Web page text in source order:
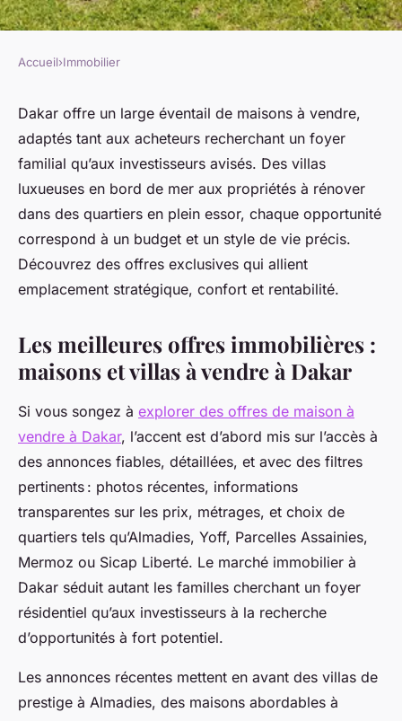
Maisons à vendre à dakar :
découvrez les meilleures
offres du marché
admin•24 juin 2025• 4 min de lecture
Accueil›Immobilier
Dakar offre un large éventail de maisons à vendre,
adaptés tant aux acheteurs recherchant un foyer
familial qu’aux investisseurs avisés. Des villas
luxueuses en bord de mer aux propriétés à rénover
dans des quartiers en plein essor, chaque opportunité
correspond à un budget et un style de vie précis.
Découvrez des offres exclusives qui allient
emplacement stratégique, confort et rentabilité.
Les meilleures offres immobilières :
maisons et villas à vendre à Dakar
Si vous songez à explorer des offres de maison à
vendre à Dakar, l’accent est d’abord mis sur l’accès à
des annonces fiables, détaillées, et avec des filtres
pertinents : photos récentes, informations
transparentes sur les prix, métrages, et choix de
quartiers tels qu’Almadies, Yoff, Parcelles Assainies,
Mermoz ou Sicap Liberté. Le marché immobilier à
Dakar séduit autant les familles cherchant un foyer
résidentiel qu’aux investisseurs à la recherche
d’opportunités à fort potentiel.
Les annonces récentes mettent en avant des villas de
prestige à Almadies, des maisons abordables à